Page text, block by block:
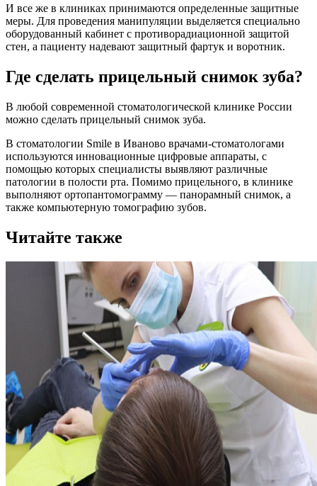
И все же в клиниках принимаются определенные защитные
меры. Для проведения манипуляции выделяется специально
оборудованный кабинет с противорадиационной защитой
стен, а пациенту надевают защитный фартук и воротник.
Где сделать прицельный снимок зуба?
В любой современной стоматологической клинике России
можно сделать прицельный снимок зуба.
В стоматологии Smile в Иваново врачами-стоматологами
используются инновационные цифровые аппараты, с
помощью которых специалисты выявляют различные
патологии в полости рта. Помимо прицельного, в клинике
выполняют ортопантомограмму — панорамный снимок, а
также компьютерную томографию зубов.
Читайте также